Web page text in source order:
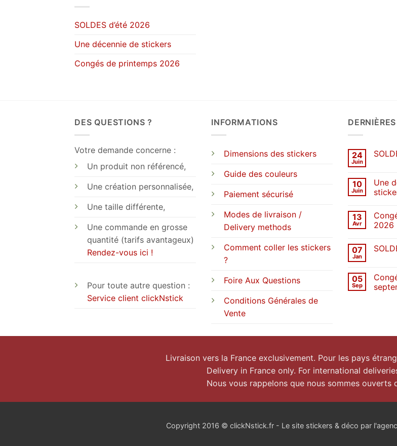
SOLDES d’été 2026
Une décennie de stickers
Congés de printemps 2026
DES QUESTIONS ?
Votre demande concerne :
Un produit non référencé,
Une création personnalisée,
Une taille différente,
Une commande en grosse
quantité (tarifs avantageux)
Rendez-vous ici !
Pour toute autre question :
Service client clickNstick
INFORMATIONS
Dimensions des stickers
Guide des couleurs
Paiement sécurisé
Modes de livraison /
Delivery methods
Comment coller les stickers
?
Foire Aux Questions
Conditions Générales de
Vente
24
Juin
SOLDES
d’été
2026
10
Juin
Une
sur
Une
décennie
13
Avr
2026
sur
2026
07
Jan
SOLDES
d’hiver
2026
05
Sep
2025
Livraison vers la France exclusivement. Pour les pays
Delivery in France only. For international
Nous vous rappelons que nous sommes ouverts
Copyright 2016 © clickNstick.fr - Le site stickers & déco par